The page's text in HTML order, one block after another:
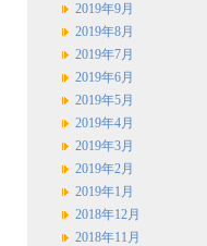
2019年9月
2019年8月
2019年7月
2019年6月
2019年5月
2019年4月
2019年3月
2019年2月
2019年1月
2018年12月
2018年11月